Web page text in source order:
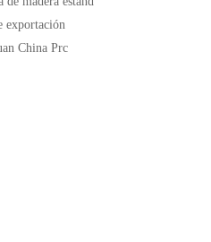
exportación
China Prc